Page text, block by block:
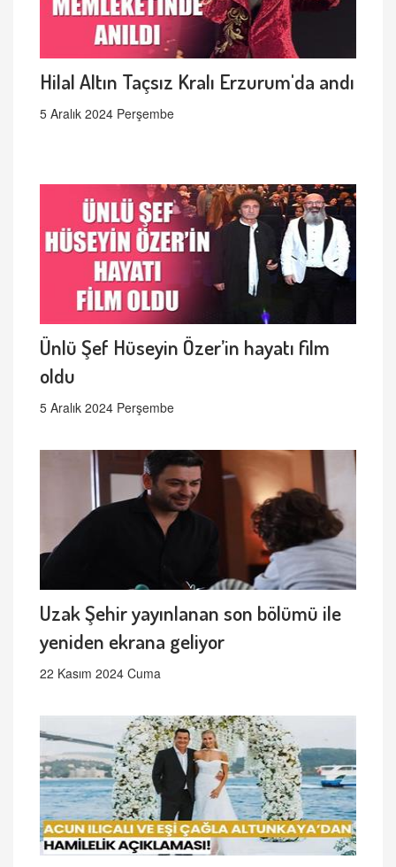
Hilal Altın Taçsız Kralı Erzurum'da andı
5 Aralık 2024 Perşembe
Ünlü Şef Hüseyin Özer’in hayatı film
oldu
5 Aralık 2024 Perşembe
Uzak Şehir yayınlanan son bölümü ile
yeniden ekrana geliyor
22 Kasım 2024 Cuma